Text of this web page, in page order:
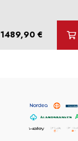
1489,90 €Hintaluokka: